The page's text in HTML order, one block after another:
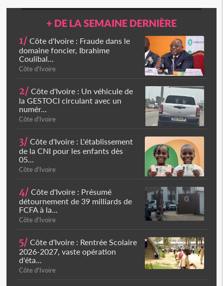
+ DE LA SEMAINE DERNIÈRE
1/ Côte d'Ivoire : Fraude dans le
domaine foncier, Ibrahime
Coulibal...
Côte d'Ivoire
2/ Côte d'Ivoire : Un véhicule de
la GESTOCI circulant avec un
numér...
Côte d'Ivoire
3/ Côte d'Ivoire : L'établissement
de la CNI pour les enfants dès
05...
Côte d'Ivoire
4/ Côte d'Ivoire : Présumé
détournement de 39 milliards de
FCFA à la...
Côte d'Ivoire
5/ Côte d'Ivoire : Rentrée Scolaire
2026-2027, vaste opération
d'éta...
Côte d'Ivoire